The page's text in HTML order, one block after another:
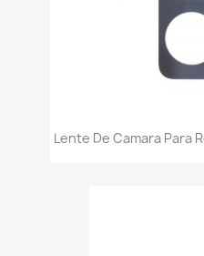
Lente De Camara Para